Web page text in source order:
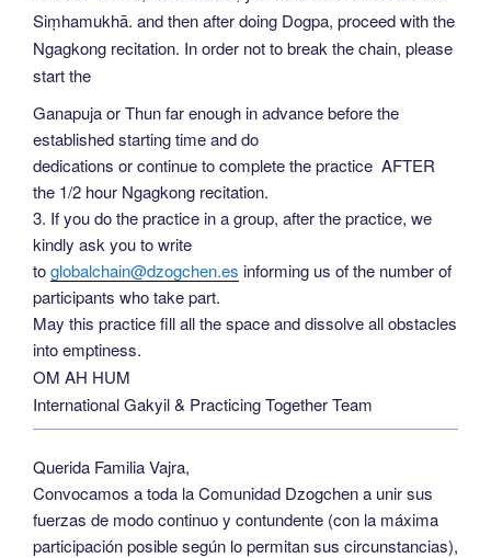
Siṃhamukhā. and then after doing Dogpa, proceed with the
Ngagkong recitation. In order not to break the chain, please
start the
Ganapuja or Thun far enough in advance before the
established starting time and do
dedications or continue to complete the practice AFTER
the 1/2 hour Ngagkong recitation.
3. If you do the practice in a group, after the practice, we
kindly ask you to write
toglobalchain@dzogchen.es informing us of the number of
participants who take part.
May this practice fill all the space and dissolve all obstacles
into emptiness.
OM AH HUM
International Gakyil & Practicing Together Team
Querida Familia Vajra,
Convocamos a toda la Comunidad Dzogchen a unir sus
fuerzas de modo continuo y contundente (con la máxima
participación posible según lo permitan sus circunstancias),